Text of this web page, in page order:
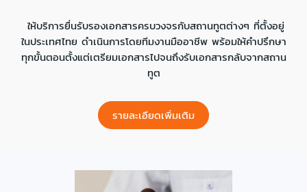
ให้บริการยื่นรับรองเอกสารครบวงจรกับสถานทูตต่างๆ ที่ตั้งอยู่
ในประเทศไทย ดำเนินการโดยทีมงานมืออาชีพ พร้อมให้คำปรึกษา
ทุกขั้นตอนตั้งแต่เตรียมเอกสารไปจนถึงรับเอกสารกลับจากสถาน
ทูต
รายละเอียดเพิ่มเติม